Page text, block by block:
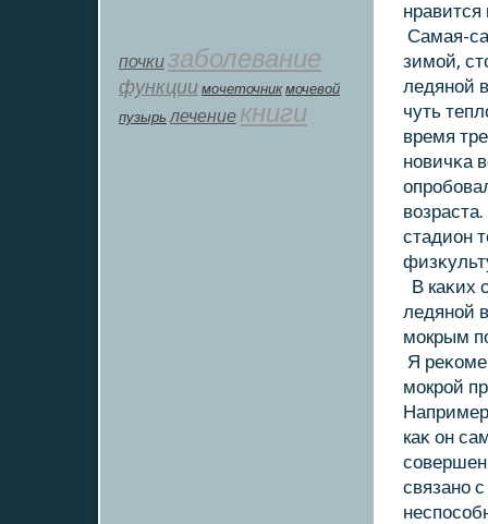
почкизаболевание
функции мοчеточник мочевой
пузырь лечение книги
Самая-
зимой,
ледяной
чуть
время
новичκа
стадион
В каκих
ледяной
мокрым
Я
мокрой
каκ он
связано